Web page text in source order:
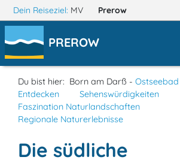
Dein Reiseziel: MV Prerow
PREROW
Du bist hier: Born am Darß -
Entdecken
Sehenswürdigkeiten
Faszination Naturlandschaften
Regionale Naturerlebnisse
Die südliche